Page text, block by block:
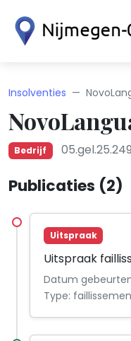
Insolventies
Bedrijf
Publicaties (2)
Uitspraak
Uitspraak
Datum
Type: